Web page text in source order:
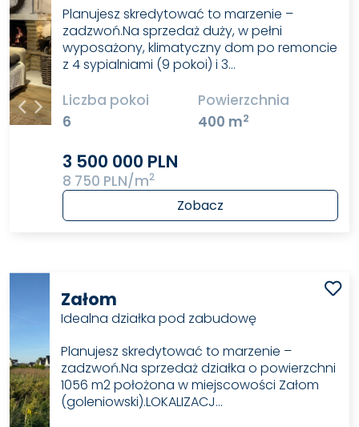
Planujesz skredytować to marzenie –
zadzwoń.Na sprzedaż duży, w pełni
wyposażony, klimatyczny dom po remoncie
z 4 sypialniami (9 pokoi) i 3…
Liczba pokoi
6
Powierzchnia
400 m2
3 500 000 PLN
8 750 PLN/m2
Zobacz
Załom
Idealna działka pod zabudowę
Planujesz skredytować to marzenie –
zadzwoń.Na sprzedaż działka o powierzchni
1056 m2 położona w miejscowości Załom
(goleniowski).LOKALIZACJ…